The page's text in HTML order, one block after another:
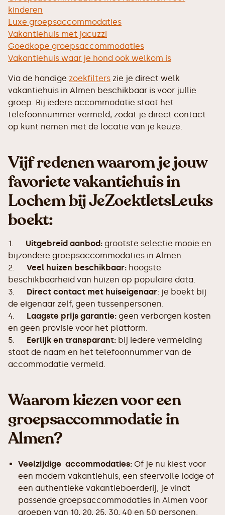
kinderen
Luxe groepsaccommodaties
Vakantiehuis met jacuzzi
Goedkope groepsaccommodaties
Vakantiehuis waar je hond ook welkom is
Via de handige zoekfilters zie je direct welk
vakantiehuis in Almen beschikbaar is voor jullie
groep. Bij iedere accommodatie staat het
telefoonnummer vermeld, zodat je direct contact
op kunt nemen met de locatie van je keuze.
Vijf redenen waarom je jouw
favoriete vakantiehuis in
Lochem bij JeZoektIetsLeuks
boekt:
1. Uitgebreid aanbod: grootste selectie mooie en
bijzondere groepsaccommodaties in Almen.
2. Veel huizen beschikbaar: hoogste
beschikbaarheid van huizen op populaire data.
3. Direct contact met huiseigenaar: je boekt bij
de eigenaar zelf, geen tussenpersonen.
4. Laagste prijs garantie: geen verborgen kosten
en geen provisie voor het platform.
5. Eerlijk en transparant: bij iedere vermelding
staat de naam en het telefoonnummer van de
accommodatie vermeld.
Waarom kiezen voor een
groepsaccommodatie in
Almen?
Veelzijdige accommodaties: Of je nu kiest voor
een modern vakantiehuis, een sfeervolle lodge of
een authentieke vakantieboerderij, je vindt
passende groepsaccommodaties in Almen voor
groepen van 10, 20, 25, 30, 40 en 50 personen.